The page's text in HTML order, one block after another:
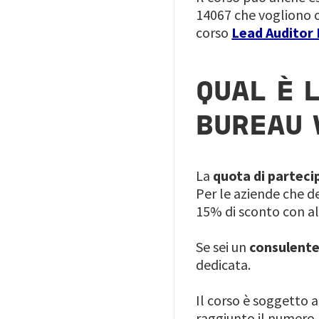
14067 che vogliono
corso Lead Auditor
QUAL È
BUREAU
La quota di
Per le aziende che
15% di sconto con
Se sei un
dedicata.
Il corso è soggetto